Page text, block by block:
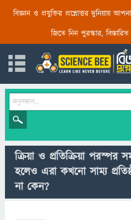
বিজ্ঞান ও প্রযুক্তির প্রশ্নোত্তর দুনিয়ায়
জিতে নিন পুরস্কার, বিস্তারিত
ক্রিয়া ও প্রতিক্রিয়া পরস্পর
হলেও এরা কখনো সাম্য
না কেন?